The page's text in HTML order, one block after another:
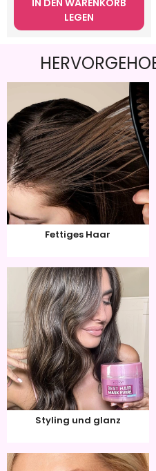
IN DEN WARENKORB
LEGEN
Fettiges Haar
Styling und glanz